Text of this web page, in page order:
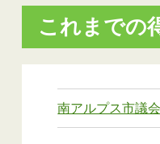
これまでの
南アルプス市議